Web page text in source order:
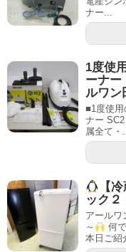
ナー...
1度使
ーナー
ルワン
■1度使用
ナー
属全て・
【
ック２
アール
～
何
本日ご紹